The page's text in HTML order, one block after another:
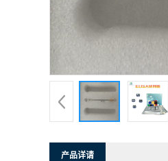
产品详请